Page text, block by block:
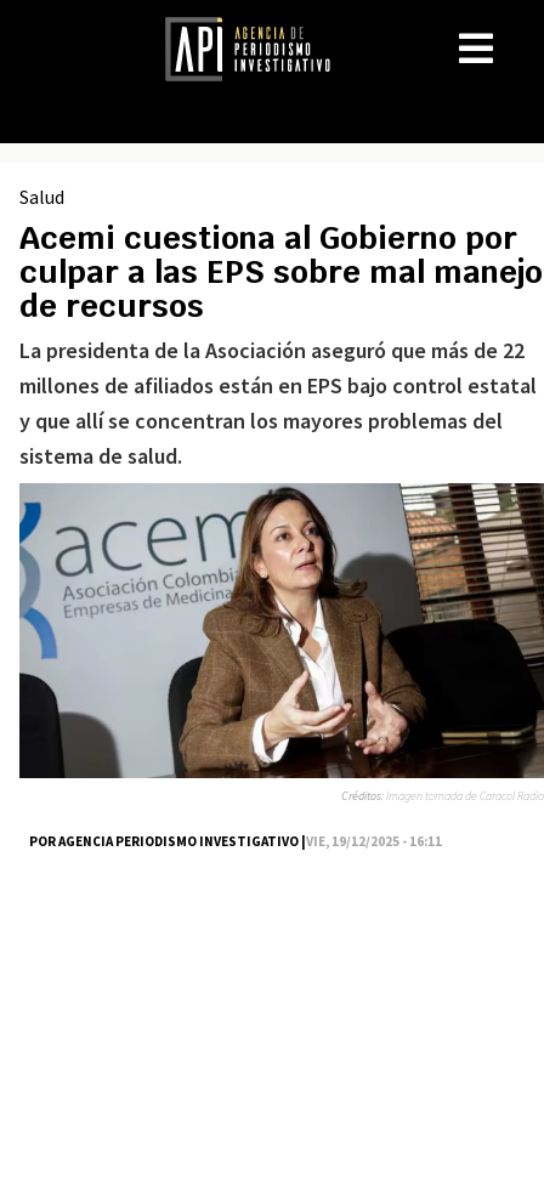
Salud
Acemi cuestiona al Gobierno por
culpar a las EPS sobre mal manejo
de recursos
La presidenta de la Asociación aseguró que más de 22
millones de afiliados están en EPS bajo control estatal
y que allí se concentran los mayores problemas del
sistema de salud.
POR AGENCIA PERIODISMO INVESTIGATIVO |VIE, 19/12/2025 - 16:11
Créditos:Imagen tomada de Caracol Radio